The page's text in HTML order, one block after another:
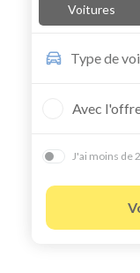
Voitures
Type de
Avec
J'ai moins de